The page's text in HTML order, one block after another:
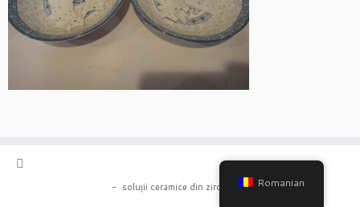
- soluții ceramice din zirconiu- Romanian